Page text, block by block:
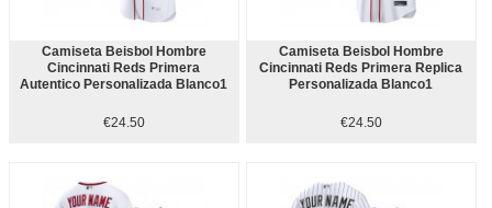
Camiseta Beisbol Hombre
Cincinnati Reds Primera
Autentico Personalizada Blanco1
€24.50
Camiseta Beisbol Hombre
Cincinnati Reds Primera Replica
Personalizada Blanco1
€24.50